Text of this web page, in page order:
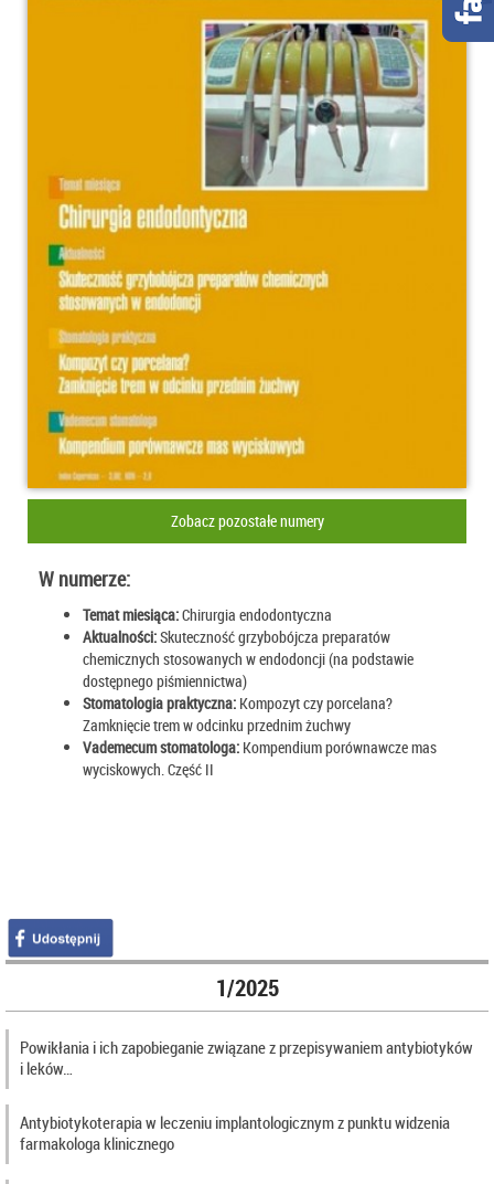
Zobacz pozostałe numery
W numerze:
Temat miesiąca:Chirurgia endodontyczna
Aktualności:Skuteczność grzybobójcza preparatów
chemicznych stosowanych w endodoncji (na podstawie
dostępnego piśmiennictwa)
Stomatologia praktyczna: Kompozyt czy porcelana?
Zamknięcie trem w odcinku przednim żuchwy
Vademecum stomatologa: Kompendium porównawcze mas
wyciskowych. Część II
1/2025
Powikłania i ich zapobieganie związane z przepisywaniem antybiotyków
i leków…
Antybiotykoterapia w leczeniu implantologicznym z punktu widzenia
farmakologa klinicznego